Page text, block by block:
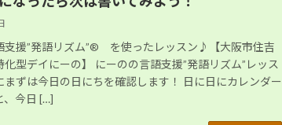
援”発語リズム”® を使ったレッスン♪【大阪市住吉
化型デイにーの】 にーのの言語支援”発語リズム”レッス
まずは今日の日にちを確認します！ 日に日にカレンダー
、今日 […]